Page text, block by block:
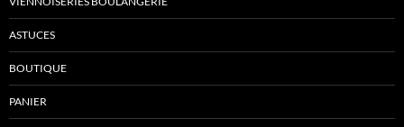
ASTUCES
BOUTIQUE
PANIER